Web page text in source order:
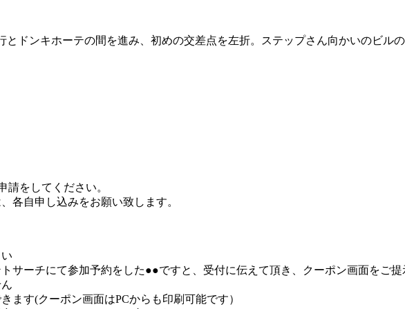
とドンキホーテの間を進み、初めの交差点を左折。ステップさん向かいのビル
請をしてください。
各自申し込みをお願い致します。
サーチにて参加予約をした●●ですと、受付に伝えて頂き、クーポン画面をご提
す(クーポン画面はPCからも印刷可能です）